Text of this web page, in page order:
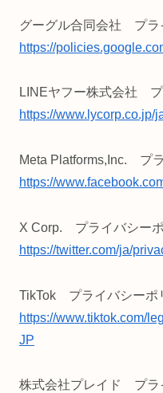
グーグル合同会社 プラ
https://
LINEヤフー株式会社
https://www.lycorp.co.jp/
Meta Platforms,Inc. プ
https://
X Corp. プライバシー
https://twitter.com/ja/
TikTok プライバシーポ
https://www.tiktok.com/
JP
株式会社プレイド プラ